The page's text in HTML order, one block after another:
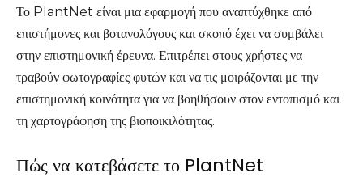
Το PlantNet είναι μια εφαρμογή που αναπτύχθηκε από
επιστήμονες και βοτανολόγους και σκοπό έχει να συμβάλει
στην επιστημονική έρευνα. Επιτρέπει στους χρήστες να
τραβούν φωτογραφίες φυτών και να τις μοιράζονται με την
επιστημονική κοινότητα για να βοηθήσουν στον εντοπισμό και
τη χαρτογράφηση της βιοποικιλότητας.
Πώς να κατεβάσετε το PlantNet